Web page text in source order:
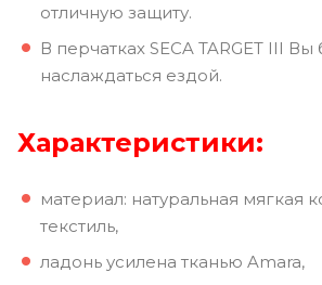
отличную защиту.
В перчатках SECA TARGET III Вы
наслаждаться ездой.
Характеристики:
материал: натуральная мягкая
текстиль,
ладонь усилена тканью Amara,